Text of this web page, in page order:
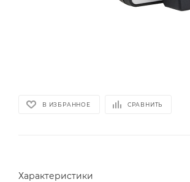
В ИЗБРАННОЕ СРАВНИТЬ
Характеристики